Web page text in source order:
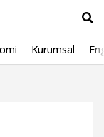
Kurumsal